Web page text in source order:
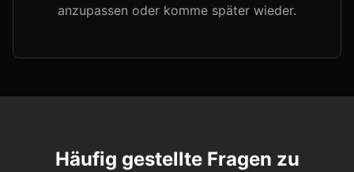
anzupassen oder komme später wieder.
Häufig gestellte Fragen zu